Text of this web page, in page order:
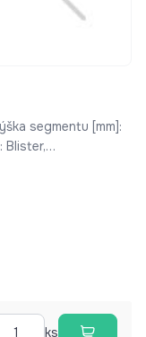
segmentu [mm]:
Blister,
a abrazívne:
- stredné: Vhodný,
ks